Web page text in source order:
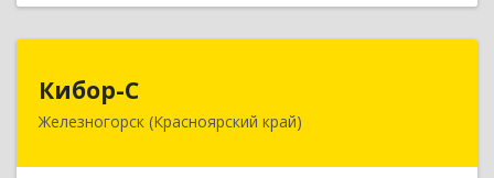
Кибор-С
Железногорск (Красноярский край)
662973, Красноярский край, Железногорск г,